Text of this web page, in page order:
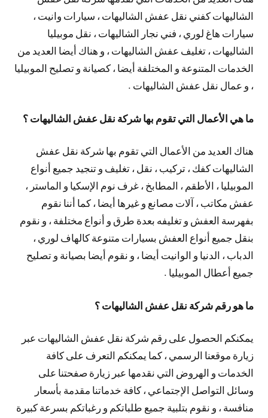
الشاليهات كفني نقل عفش الشاليهات ، سيارات وانيت ،
سيارات هاغ لوري ، فني نجار الشاليهات ، نقل موبيليا
الشاليهات ، تغليف عفش الشاليهات ، و هناك أيضا العديد من
الخدمات المتنوعة و المختلفة أيضا ، كصيانة و تصليح الموبيليا
، و عمال نقل عفش الشاليهات .
ما هي الأعمال التي تقوم بها شركة نقل عفش الشاليهات ؟
هناك العديد من الأعمال التي تقوم بها شركة نقل عفش
الشاليهات كفك ، تركيب ، نقل ، تغليف و تنجيد جميع أنواع
الموبيليا ، الأطقم ، المطابخ ، غرف نوم الإسكيا و الماستر ،
عفش مكاتب ، آلات مصانع و غيرها أيضا ، كما أننا نقوم
بفهرسة العفش و تغليفه بعدة طرق و أنواع مختلفة ، و نقوم
بنقل جميع أنواع العفش بسيارات متنوعة كالهاف لوري ،
الدباب ، الدنيا و الوانيت أيضا ، و نقوم أيضا بصيانة و تصليح
جميع أعطال الموبيليا .
ما هو رقم شركة نقل عفش الشاليهات ؟
يمكنكم الحصول على رقم شركة نقل عفش الشاليهات عبر
زيارة موقعنا الرسمي ، كما يمكنكم التعرف على كافة
الخدمات و الهروض التي نقدمها عبر زيارة صفحتنا على
وسائل التواصل الإجتماعي ، كافة خدماتنا مقدمة بأسعار
منافسة ، و نقوم بتلبية جميع طلباتكم و رغباتكم بسرعة كبيرة